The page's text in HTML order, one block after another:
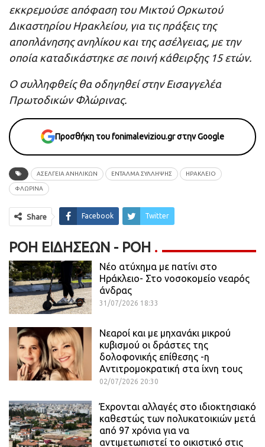
εκκρεμούσε απόφαση του Μικτού Ορκωτού
Δικαστηρίου Ηρακλείου, για τις πράξεις της
αποπλάνησης ανηλίκου και της ασέλγειας, με την
οποία καταδικάστηκε σε ποινή κάθειρξης 15 ετών.
Ο συλληφθείς θα οδηγηθεί στην Εισαγγελέα
Πρωτοδικών Φλώρινας.
Προσθήκη του fonimaleviziou.gr στην Google
ΑΣΕΛΓΕΙΑ ΑΝΗΛΙΚΩΝ ΕΝΤΑΛΜΑ ΣΥΛΛΗΨΗΣ ΗΡΑΚΛΕΙΟ
ΦΛΩΡΙΝΑ
Share Facebook Twitter
ΡΟΉ ΕΙΔΉΣΕΩΝ - ΡΟΗ
Νέο ατύχημα με πατίνι στο
Ηράκλειο- Στο νοσοκομείο νεαρός
άνδρας
31/07/2026 18:33
Νεαροί και με μηχανάκι μικρού
κυβισμού οι δράστες της
δολοφονικής επίθεσης -η
Αντιτρομοκρατική στα ίχνη τους
02/07/2026 20:30
Έχρονται αλλαγές στο ιδιοκτησιακό
καθεστώς των πολυκατοικιών μετά
από 97 χρόνια για να
αντιμετωπιστεί το οικιστικό στις